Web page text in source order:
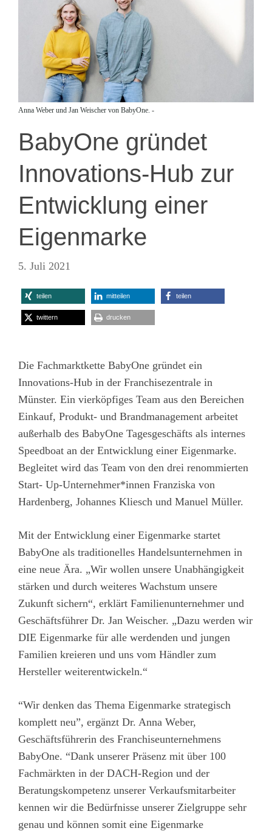
Anna Weber und Jan Weischer von BabyOne. -
BabyOne gründet
Innovations-Hub zur
Entwicklung einer
Eigenmarke
5. Juli 2021
teilen mitteilen teilen
twittern drucken
Die Fachmarktkette BabyOne gründet ein
Innovations-Hub in der Franchisezentrale in
Münster. Ein vierköpfiges Team aus den Bereichen
Einkauf, Produkt- und Brandmanagement arbeitet
außerhalb des BabyOne Tagesgeschäfts als internes
Speedboat an der Entwicklung einer Eigenmarke.
Begleitet wird das Team von den drei renommierten
Start- Up-Unternehmer*innen Franziska von
Hardenberg, Johannes Kliesch und Manuel Müller.
Mit der Entwicklung einer Eigenmarke startet
BabyOne als traditionelles Handelsunternehmen in
eine neue Ära. „Wir wollen unsere Unabhängigkeit
stärken und durch weiteres Wachstum unsere
Zukunft sichern“, erklärt Familienunternehmer und
Geschäftsführer Dr. Jan Weischer. „Dazu werden wir
DIE Eigenmarke für alle werdenden und jungen
Familien kreieren und uns vom Händler zum
Hersteller weiterentwickeln.“
“Wir denken das Thema Eigenmarke strategisch
komplett neu”, ergänzt Dr. Anna Weber,
Geschäftsführerin des Franchiseunternehmens
BabyOne. “Dank unserer Präsenz mit über 100
Fachmärkten in der DACH-Region und der
Beratungskompetenz unserer Verkaufsmitarbeiter
kennen wir die Bedürfnisse unserer Zielgruppe sehr
genau und können somit eine Eigenmarke